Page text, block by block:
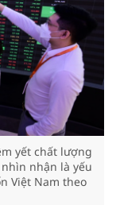
yết chất lượng
nhận là yếu
Việt Nam theo